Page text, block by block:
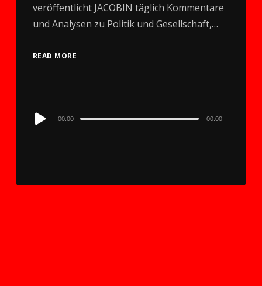
veröffentlicht JACOBIN täglich Kommentare
und Analysen zu Politik und Gesellschaft,…
READ MORE
Audio
00:00 00:00